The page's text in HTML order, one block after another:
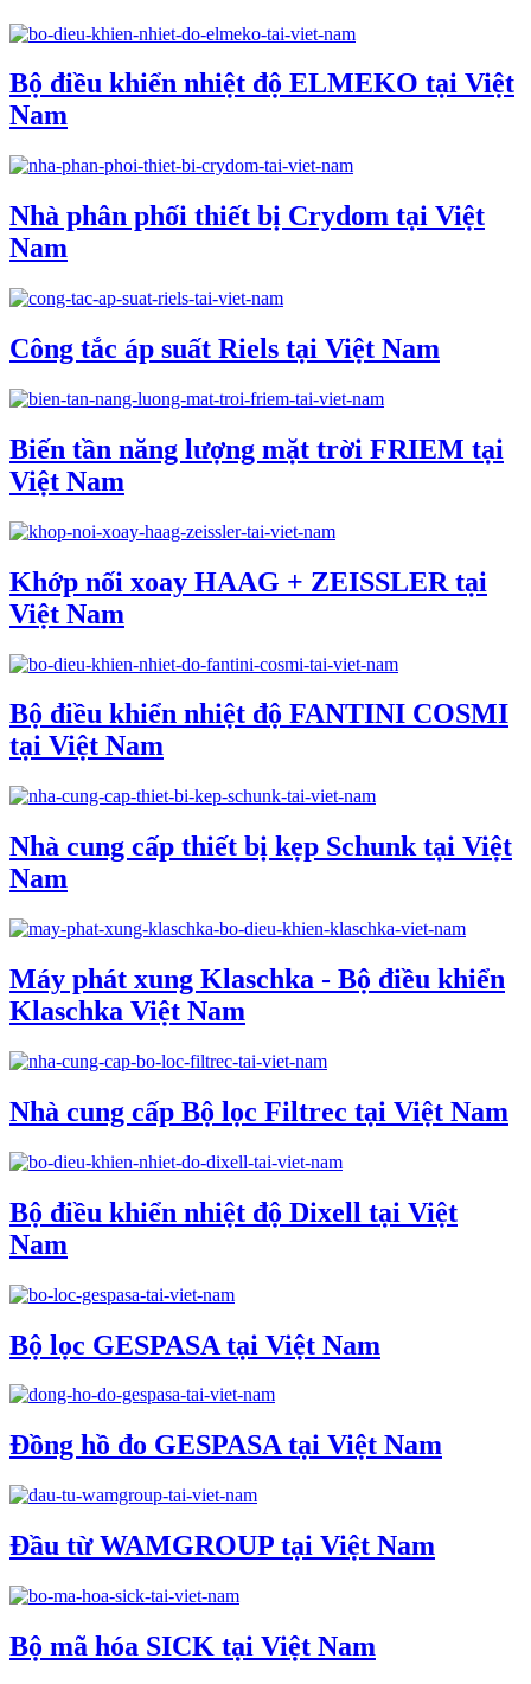
Bộ điều khiển nhiệt độ ELMEKO tại Việt
Nam
Nhà phân phối thiết bị Crydom tại Việt
Nam
Công tắc áp suất Riels tại Việt Nam
Biến tần năng lượng mặt trời FRIEM tại
Việt Nam
Khớp nối xoay HAAG + ZEISSLER tại
Việt Nam
Bộ điều khiển nhiệt độ FANTINI COSMI
tại Việt Nam
Nhà cung cấp thiết bị kẹp Schunk tại Việt
Nam
Máy phát xung Klaschka - Bộ điều khiển
Klaschka Việt Nam
Nhà cung cấp Bộ lọc Filtrec tại Việt Nam
Bộ điều khiển nhiệt độ Dixell tại Việt
Nam
Bộ lọc GESPASA tại Việt Nam
Đồng hồ đo GESPASA tại Việt Nam
Đầu từ WAMGROUP tại Việt Nam
Bộ mã hóa SICK tại Việt Nam